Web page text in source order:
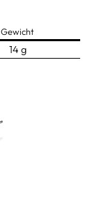
Gewicht
14 g